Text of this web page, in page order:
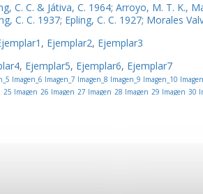
C. C. & Játiva, C. 1964; Arroyo, M. T. K.,
C. C. 1937; Epling, C. C. 1927; Morales
, Ejemplar2, Ejemplar3
, Ejemplar5, Ejemplar6, Ejemplar7
Imagen_6 Imagen_7 Imagen_8 Imagen_9 Imagen_10
Imagen_26 Imagen_27 Imagen_28 Imagen_29 Imagen_30